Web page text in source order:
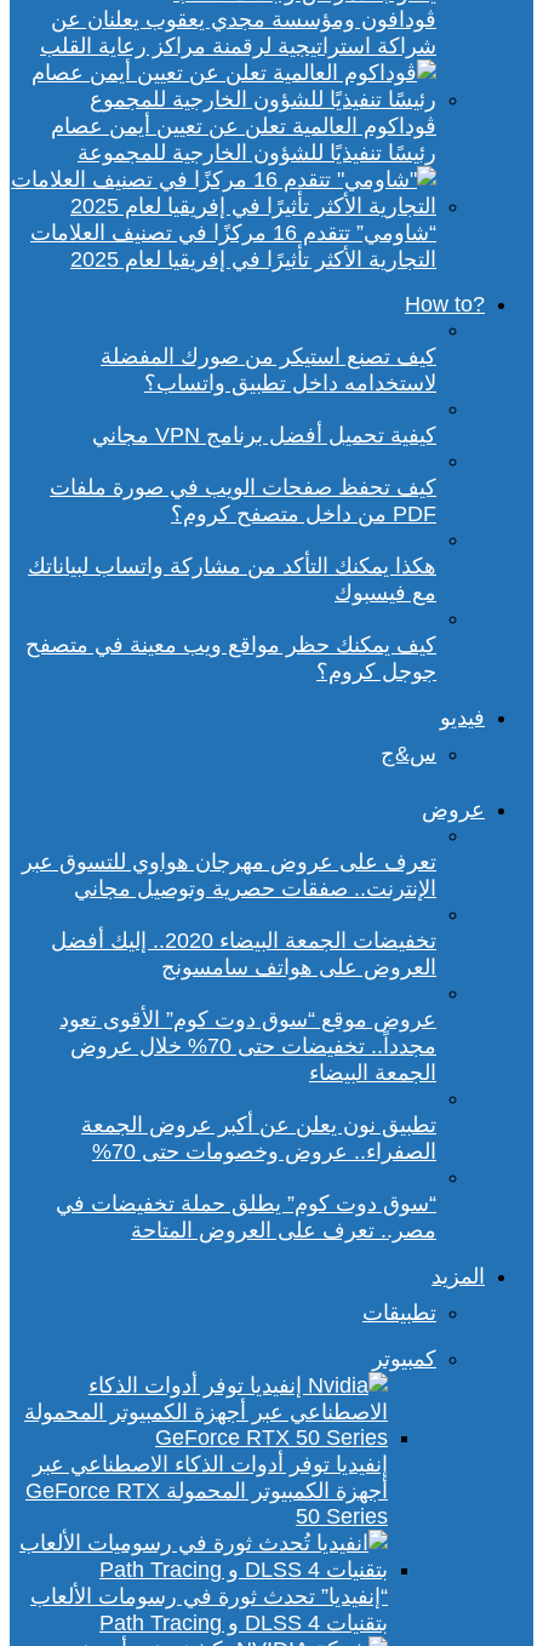
ڤودافون ومؤسسة مجدي يعقوب يعلنان عن
شراكة استراتيجية لرقمنة مراكز رعاية القلب
ڤوداكوم العالمية تعلن عن تعيين أيمن عصام
رئيسًا تنفيذيًا للشؤون الخارجية للمجموعة
“شاومي” تتقدم 16 مركزًا في تصنيف العلامات
التجارية الأكثر تأثيرًا في إفريقيا لعام 2025
?How to
كيف تصنع استيكر من صورك المفضلة
لاستخدامه داخل تطبيق واتساب؟
كيفية تحميل أفضل برنامج VPN مجاني
كيف تحفظ صفحات الويب في صورة ملفات
PDF من داخل متصفح كروم؟
هكذا يمكنك التأكد من مشاركة واتساب لبياناتك
مع فيسبوك
كيف يمكنك حظر مواقع ويب معينة في متصفح
جوجل كروم؟
فيديو
س&ج
عروض
تعرف على عروض مهرجان هواوي للتسوق عبر
الإنترنت.. صفقات حصرية وتوصيل مجاني
تخفيضات الجمعة البيضاء 2020.. إليك أفضل
العروض على هواتف سامسونج
عروض موقع “سوق دوت كوم” الأقوى تعود
مجدداً.. تخفيضات حتى 70% خلال عروض
الجمعة البيضاء
تطبيق نون يعلن عن أكبر عروض الجمعة
الصفراء.. عروض وخصومات حتى 70%
“سوق دوت كوم” يطلق حملة تخفيضات في
مصر.. تعرف على العروض المتاحة
المزيد
تطبيقات
كمبيوتر
إنفيديا توفر أدوات الذكاء الاصطناعي عبر
أجهزة الكمبيوتر المحمولة GeForce RTX
50 Series
“إنفيديا” تحدث ثورة في رسومات الألعاب
بتقنيات DLSS 4 و Path Tracing